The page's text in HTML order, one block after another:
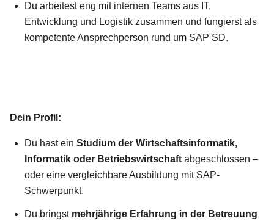
Du arbeitest eng mit internen Teams aus IT,
Entwicklung und Logistik zusammen und fungierst als
kompetente Ansprechperson rund um SAP SD.
Dein Profil:
Du hast ein Studium der Wirtschaftsinformatik,
Informatik oder Betriebswirtschaft abgeschlossen –
oder eine vergleichbare Ausbildung mit SAP-
Schwerpunkt.
Du bringst mehrjährige Erfahrung in der Betreuung